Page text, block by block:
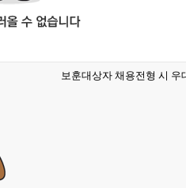
보훈대상자 채용전형 시